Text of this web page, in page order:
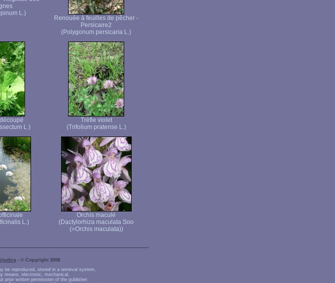
L.)
Renouée à feuilles de pêcher -
Persicaire2
(Polygonum persicaria L.)
L.)
Trèfle violet
(Trifolium pratense L.)
L.)
Orchis maculé
(Dactylorhiza maculata Soo
(=Orchis maculata))
- © Copyright 2008
be reproduced, stored in a retrieval system,
means, electronic, mechanical,
prior written permission of the publisher.